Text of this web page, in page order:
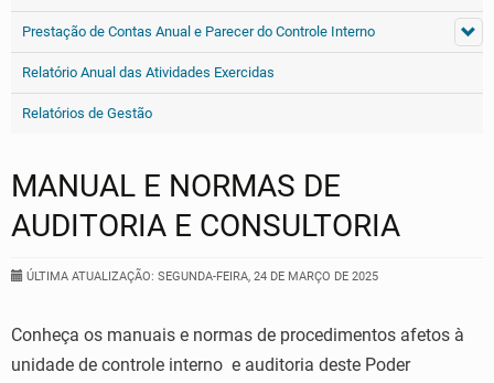
Prestação de Contas Anual e Parecer do Controle Interno
Relatório Anual das Atividades Exercidas
Relatórios de Gestão
MANUAL E NORMAS DE
AUDITORIA E CONSULTORIA
ÚLTIMA ATUALIZAÇÃO: SEGUNDA-FEIRA, 24 DE MARÇO DE 2025
Conheça os manuais e normas de procedimentos afetos à
unidade de controle interno e auditoria deste Poder